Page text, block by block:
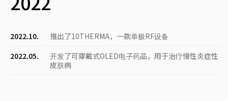
2022.10.
推出了10THERMA，一款单极RF设备
2022.05.
开发了可穿戴式OLED电子药品，用于治疗慢性炎症性
皮肤病